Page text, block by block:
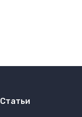
Статьи